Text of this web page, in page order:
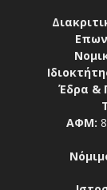
Έδρα &
ΑΦΜ: